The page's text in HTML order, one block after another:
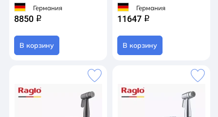
Германия
8850 q
В корзину
Германия
11647 q
В корзину